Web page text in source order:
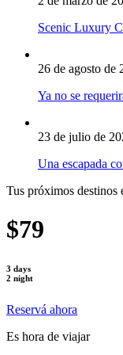
Scenic Luxury
26 de agosto de
Ya no se
23 de julio de
Una escapada
Tus próximos destinos
$79
3 days
2 night
Reservá ahora
Es hora de viajar